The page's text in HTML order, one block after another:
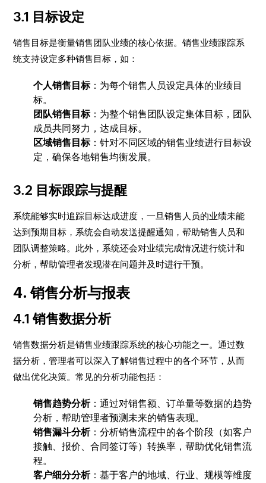
3.1 目标设定
销售目标是衡量销售团队业绩的核心依据。销售业绩跟踪系
统支持设定多种销售目标，如：
个人销售目标：为每个销售人员设定具体的业绩目
标。
团队销售目标：为整个销售团队设定集体目标，团队
成员共同努力，达成目标。
区域销售目标：针对不同区域的销售业绩进行目标设
定，确保各地销售均衡发展。
3.2 目标跟踪与提醒
系统能够实时追踪目标达成进度，一旦销售人员的业绩未能
达到预期目标，系统会自动发送提醒通知，帮助销售人员和
团队调整策略。此外，系统还会对业绩完成情况进行统计和
分析，帮助管理者发现潜在问题并及时进行干预。
4. 销售分析与报表
4.1 销售数据分析
销售数据分析是销售业绩跟踪系统的核心功能之一。通过数
据分析，管理者可以深入了解销售过程中的各个环节，从而
做出优化决策。常见的分析功能包括：
销售趋势分析：通过对销售额、订单量等数据的趋势
分析，帮助管理者预测未来的销售表现。
销售漏斗分析：分析销售流程中的各个阶段（如客户
接触、报价、合同签订等）转换率，帮助优化销售流
程。
客户细分分析：基于客户的地域、行业、规模等维度